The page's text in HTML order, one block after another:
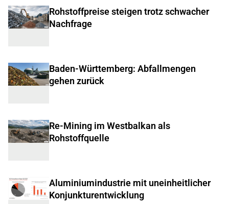
Rohstoffpreise steigen trotz schwacher
Nachfrage
Baden-Württemberg: Abfallmengen
gehen zurück
Re-Mining im Westbalkan als
Rohstoffquelle
Aluminiumindustrie mit uneinheitlicher
Konjunkturentwicklung